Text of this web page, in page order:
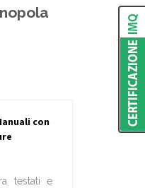
con
testati e